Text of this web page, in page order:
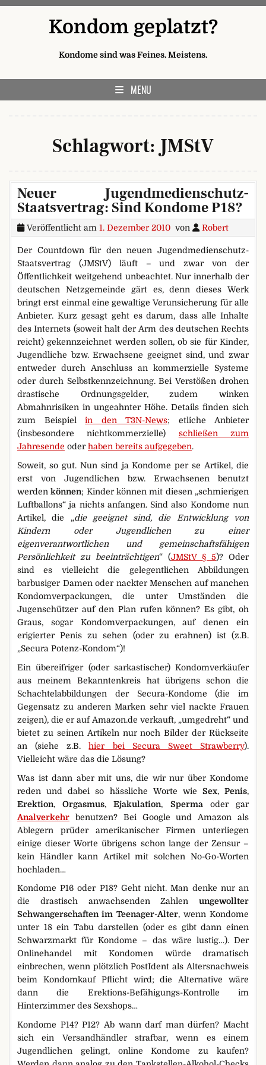
Kondom geplatzt?
Kondome sind was Feines. Meistens.
MENU
Schlagwort:JMStV
Neuer Jugendmedienschutz-
Staatsvertrag: Sind Kondome P18?
Veröffentlicht am 1. Dezember 2010 von Robert
Der Countdown für den neuen Jugendmedienschutz-
Staatsvertrag (JMStV) läuft – und zwar von der
Öffentlichkeit weitgehend unbeachtet. Nur innerhalb der
deutschen Netzgemeinde gärt es, denn dieses Werk
bringt erst einmal eine gewaltige Verunsicherung für alle
Anbieter. Kurz gesagt geht es darum, dass alle Inhalte
des Internets (soweit halt der Arm des deutschen Rechts
reicht) gekennzeichnet werden sollen, ob sie für Kinder,
Jugendliche bzw. Erwachsene geeignet sind, und zwar
entweder durch Anschluss an kommerzielle Systeme
oder durch Selbstkennzeichnung. Bei Verstößen drohen
drastische Ordnungsgelder, zudem winken
Abmahnrisiken in ungeahnter Höhe. Details finden sich
zum Beispiel in den T3N-News; etliche Anbieter
(insbesondere nichtkommerzielle) schließen zum
Jahresende oderhaben bereits aufgegeben.
Soweit, so gut. Nun sind ja Kondome per se Artikel, die
erst von Jugendlichen bzw. Erwachsenen benutzt
werdenkönnen; Kinder können mit diesen „schmierigen
Luftballons“ ja nichts anfangen. Sind also Kondome nun
Artikel, die „die geeignet sind, die Entwicklung von
Kindern oder Jugendlichen zu einer
eigenverantwortlichen und gemeinschaftsfähigen
Persönlichkeit zu beeinträchtigen“ (JMStV § 5)? Oder
sind es vielleicht die gelegentlichen Abbildungen
barbusiger Damen oder nackter Menschen auf manchen
Kondomverpackungen, die unter Umständen die
Jugenschützer auf den Plan rufen können? Es gibt, oh
Graus, sogar Kondomverpackungen, auf denen ein
erigierter Penis zu sehen (oder zu erahnen) ist (z.B.
„Secura Potenz-Kondom“)!
Ein übereifriger (oder sarkastischer) Kondomverkäufer
aus meinem Bekanntenkreis hat übrigens schon die
Schachtelabbildungen der Secura-Kondome (die im
Gegensatz zu anderen Marken sehr viel nackte Frauen
zeigen), die er auf Amazon.de verkauft, „umgedreht“ und
bietet zu seinen Artikeln nur noch Bilder der Rückseite
an (siehe z.B.hier bei Secura Sweet Strawberry).
Vielleicht wäre das die Lösung?
Was ist dann aber mit uns, die wir nur über Kondome
reden und dabei so hässliche Worte wie Sex, Penis,
Erektion,Orgasmus,Ejakulation, Sperma oder gar
Analverkehr benutzen? Bei Google und Amazon als
Ablegern prüder amerikanischer Firmen unterliegen
einige dieser Worte übrigens schon lange der Zensur –
kein Händler kann Artikel mit solchen No-Go-Worten
hochladen…
Kondome P16 oder P18? Geht nicht. Man denke nur an
die drastisch anwachsenden Zahlen ungewollter
Schwangerschaften im Teenager-Alter, wenn Kondome
unter 18 ein Tabu darstellen (oder es gibt dann einen
Schwarzmarkt für Kondome – das wäre lustig…). Der
Onlinehandel mit Kondomen würde dramatisch
einbrechen, wenn plötzlich PostIdent als Altersnachweis
beim Kondomkauf Pflicht wird; die Alternative wäre
dann die Erektions-Befähigungs-Kontrolle im
Hinterzimmer des Sexshops…
Kondome P14? P12? Ab wann darf man dürfen? Macht
sich ein Versandhändler strafbar, wenn es einem
Jugendlichen gelingt, online Kondome zu kaufen?